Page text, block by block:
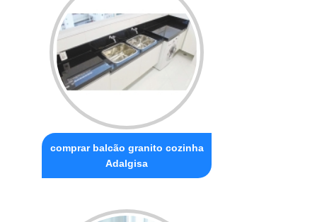
comprar balcão granito cozinha
Adalgisa